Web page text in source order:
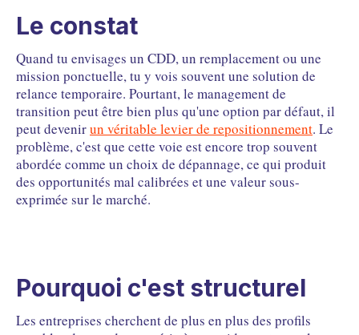
Le constat
Quand tu envisages un CDD, un remplacement ou une
mission ponctuelle, tu y vois souvent une solution de
relance temporaire. Pourtant, le management de
transition peut être bien plus qu'une option par défaut, il
peut devenirun véritable levier de repositionnement. Le
problème, c'est que cette voie est encore trop souvent
abordée comme un choix de dépannage, ce qui produit
des opportunités mal calibrées et une valeur sous-
exprimée sur le marché.
Pourquoi c'est structurel
Les entreprises cherchent de plus en plus des profils